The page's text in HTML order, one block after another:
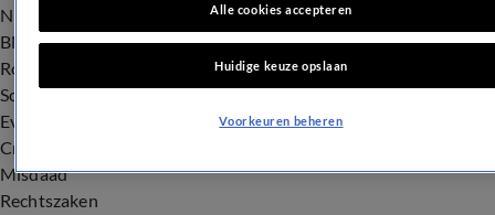
Nieuws
BN'ers
Royalty
Songfestival
Evenementen
Crime
Misdaad
Rechtszaken
Alle cookies accepteren
Huidige keuze opslaan
Voorkeuren beheren